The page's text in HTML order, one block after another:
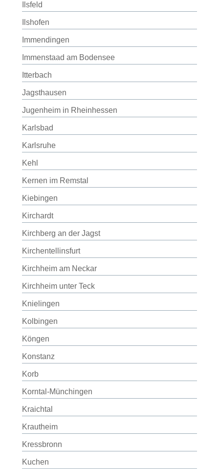
Ilsfeld
Ilshofen
Immendingen
Immenstaad am Bodensee
Itterbach
Jagsthausen
Jugenheim in Rheinhessen
Karlsbad
Karlsruhe
Kehl
Kernen im Remstal
Kiebingen
Kirchardt
Kirchberg an der Jagst
Kirchentellinsfurt
Kirchheim am Neckar
Kirchheim unter Teck
Knielingen
Kolbingen
Köngen
Konstanz
Korb
Korntal-Münchingen
Kraichtal
Krautheim
Kressbronn
Kuchen